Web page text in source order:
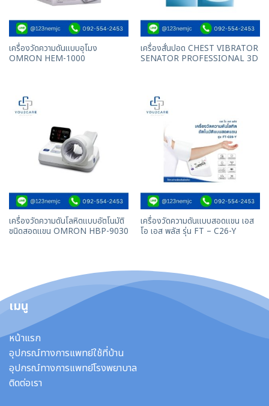
เครื่องวัดความดันแบบอุโมง
OMRON HEM-1000
เครื่องสั่นปอด CHEST VIBRATOR
SENATOR PROFESSIONAL 3D
เครื่องวัดความดันโลหิตแบบอัตโนมัติ
ชนิดสอดแขน OMRON HBP-9030
เครื่องวัดความดันแบบสอดแขน เอส
โอ เอส พลัส รุ่น FT – C26-Y
เมนู
หน้าแรก
อุปกรณ์ทางการแพทย์ใช้ที่บ้าน
อุปกรณ์ทางการแพทย์โรงพยาบาล
ติดต่อเรา